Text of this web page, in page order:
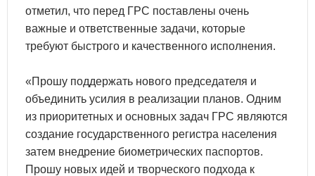
отметил, что перед ГРС поставлены очень
важные и ответственные задачи, которые
требуют быстрого и качественного исполнения.
«Прошу поддержать нового председателя и
объединить усилия в реализации планов. Одним
из приоритетных и основных задач ГРС являются
создание государственного регистра населения
затем внедрение биометрических паспортов.
Прошу новых идей и творческого подхода к